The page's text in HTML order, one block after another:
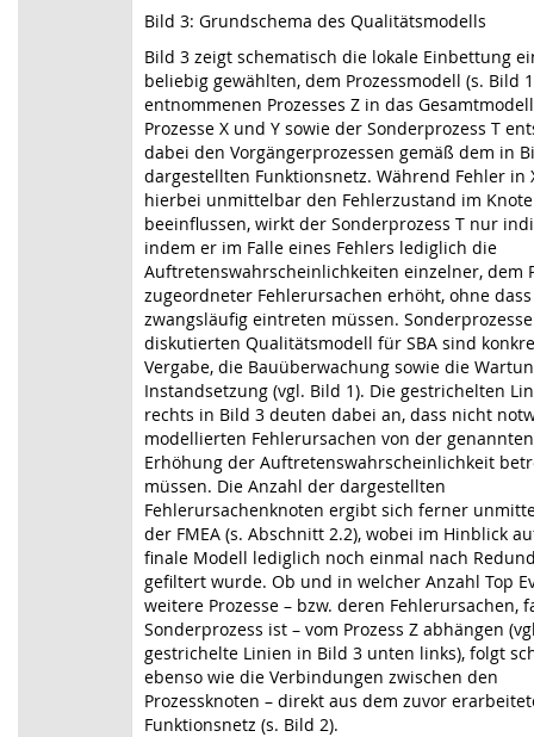
Bild 3: Grundschema des Qualitätsmodells
Bild 3 zeigt schematisch die lokale Einbettung
beliebig gewählten, dem Prozessmodell (s. Bild
entnommenen Prozesses Z in das
Prozesse X und Y sowie der Sonderprozess T
dabei den Vorgängerprozessen gemäß dem in
dargestellten Funktionsnetz. Während Fehler in
hierbei unmittelbar den Fehlerzustand im
beeinflussen, wirkt der Sonderprozess T nur
indem er im Falle eines Fehlers lediglich die
Auftretenswahrscheinlichkeiten einzelner, dem
zugeordneter Fehlerursachen erhöht, ohne
zwangsläufig eintreten müssen.
diskutierten Qualitätsmodell für SBA sind
Vergabe, die Bauüberwachung sowie die
Instandsetzung (vgl. Bild 1). Die gestrichelten
rechts in Bild 3 deuten dabei an, dass nicht
modellierten Fehlerursachen von der genannten
Erhöhung der Auftretenswahrscheinlichkeit
müssen. Die Anzahl der dargestellten
Fehlerursachenknoten ergibt sich ferner
der FMEA (s. Abschnitt 2.2), wobei im Hinblick
finale Modell lediglich noch einmal nach
gefiltert wurde. Ob und in welcher Anzahl Top
weitere Prozesse – bzw. deren Fehlerursachen,
Sonderprozess ist – vom Prozess Z abhängen
gestrichelte Linien in Bild 3 unten links), folgt
ebenso wie die Verbindungen zwischen den
Prozessknoten – direkt aus dem zuvor
Funktionsnetz (s. Bild 2).